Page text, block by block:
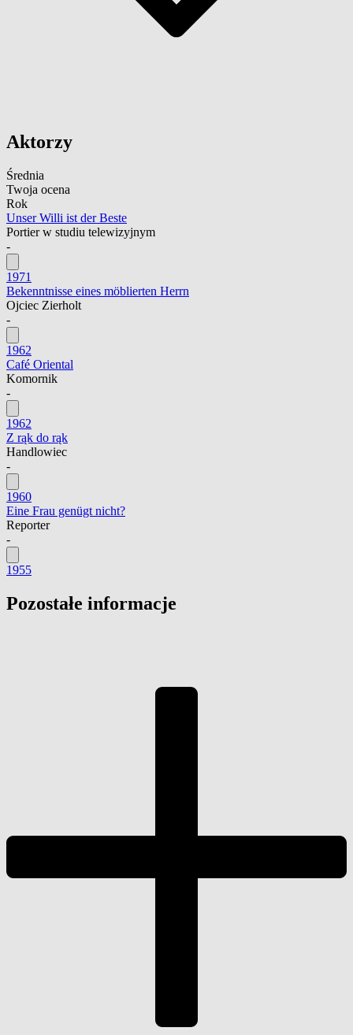
Aktorzy
Średnia
Twoja ocena
Rok
Unser Willi ist der Beste
Portier w studiu telewizyjnym
-
1971
Bekenntnisse eines möblierten Herrn
Ojciec Zierholt
-
1962
Café Oriental
Komornik
-
1962
Z rąk do rąk
Handlowiec
-
1960
Eine Frau genügt nicht?
Reporter
-
1955
Pozostałe informacje